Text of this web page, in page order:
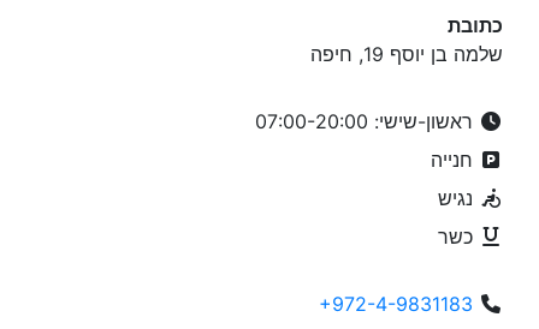
כתובת
שלמה בן יוסף 19, חיפה
ראשון-שישי: 07:00-20:00
חנייה
נגיש
כשר
+972-4-9831183